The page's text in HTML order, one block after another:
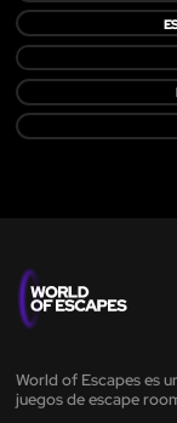
World of Escapes es
juegos de escape